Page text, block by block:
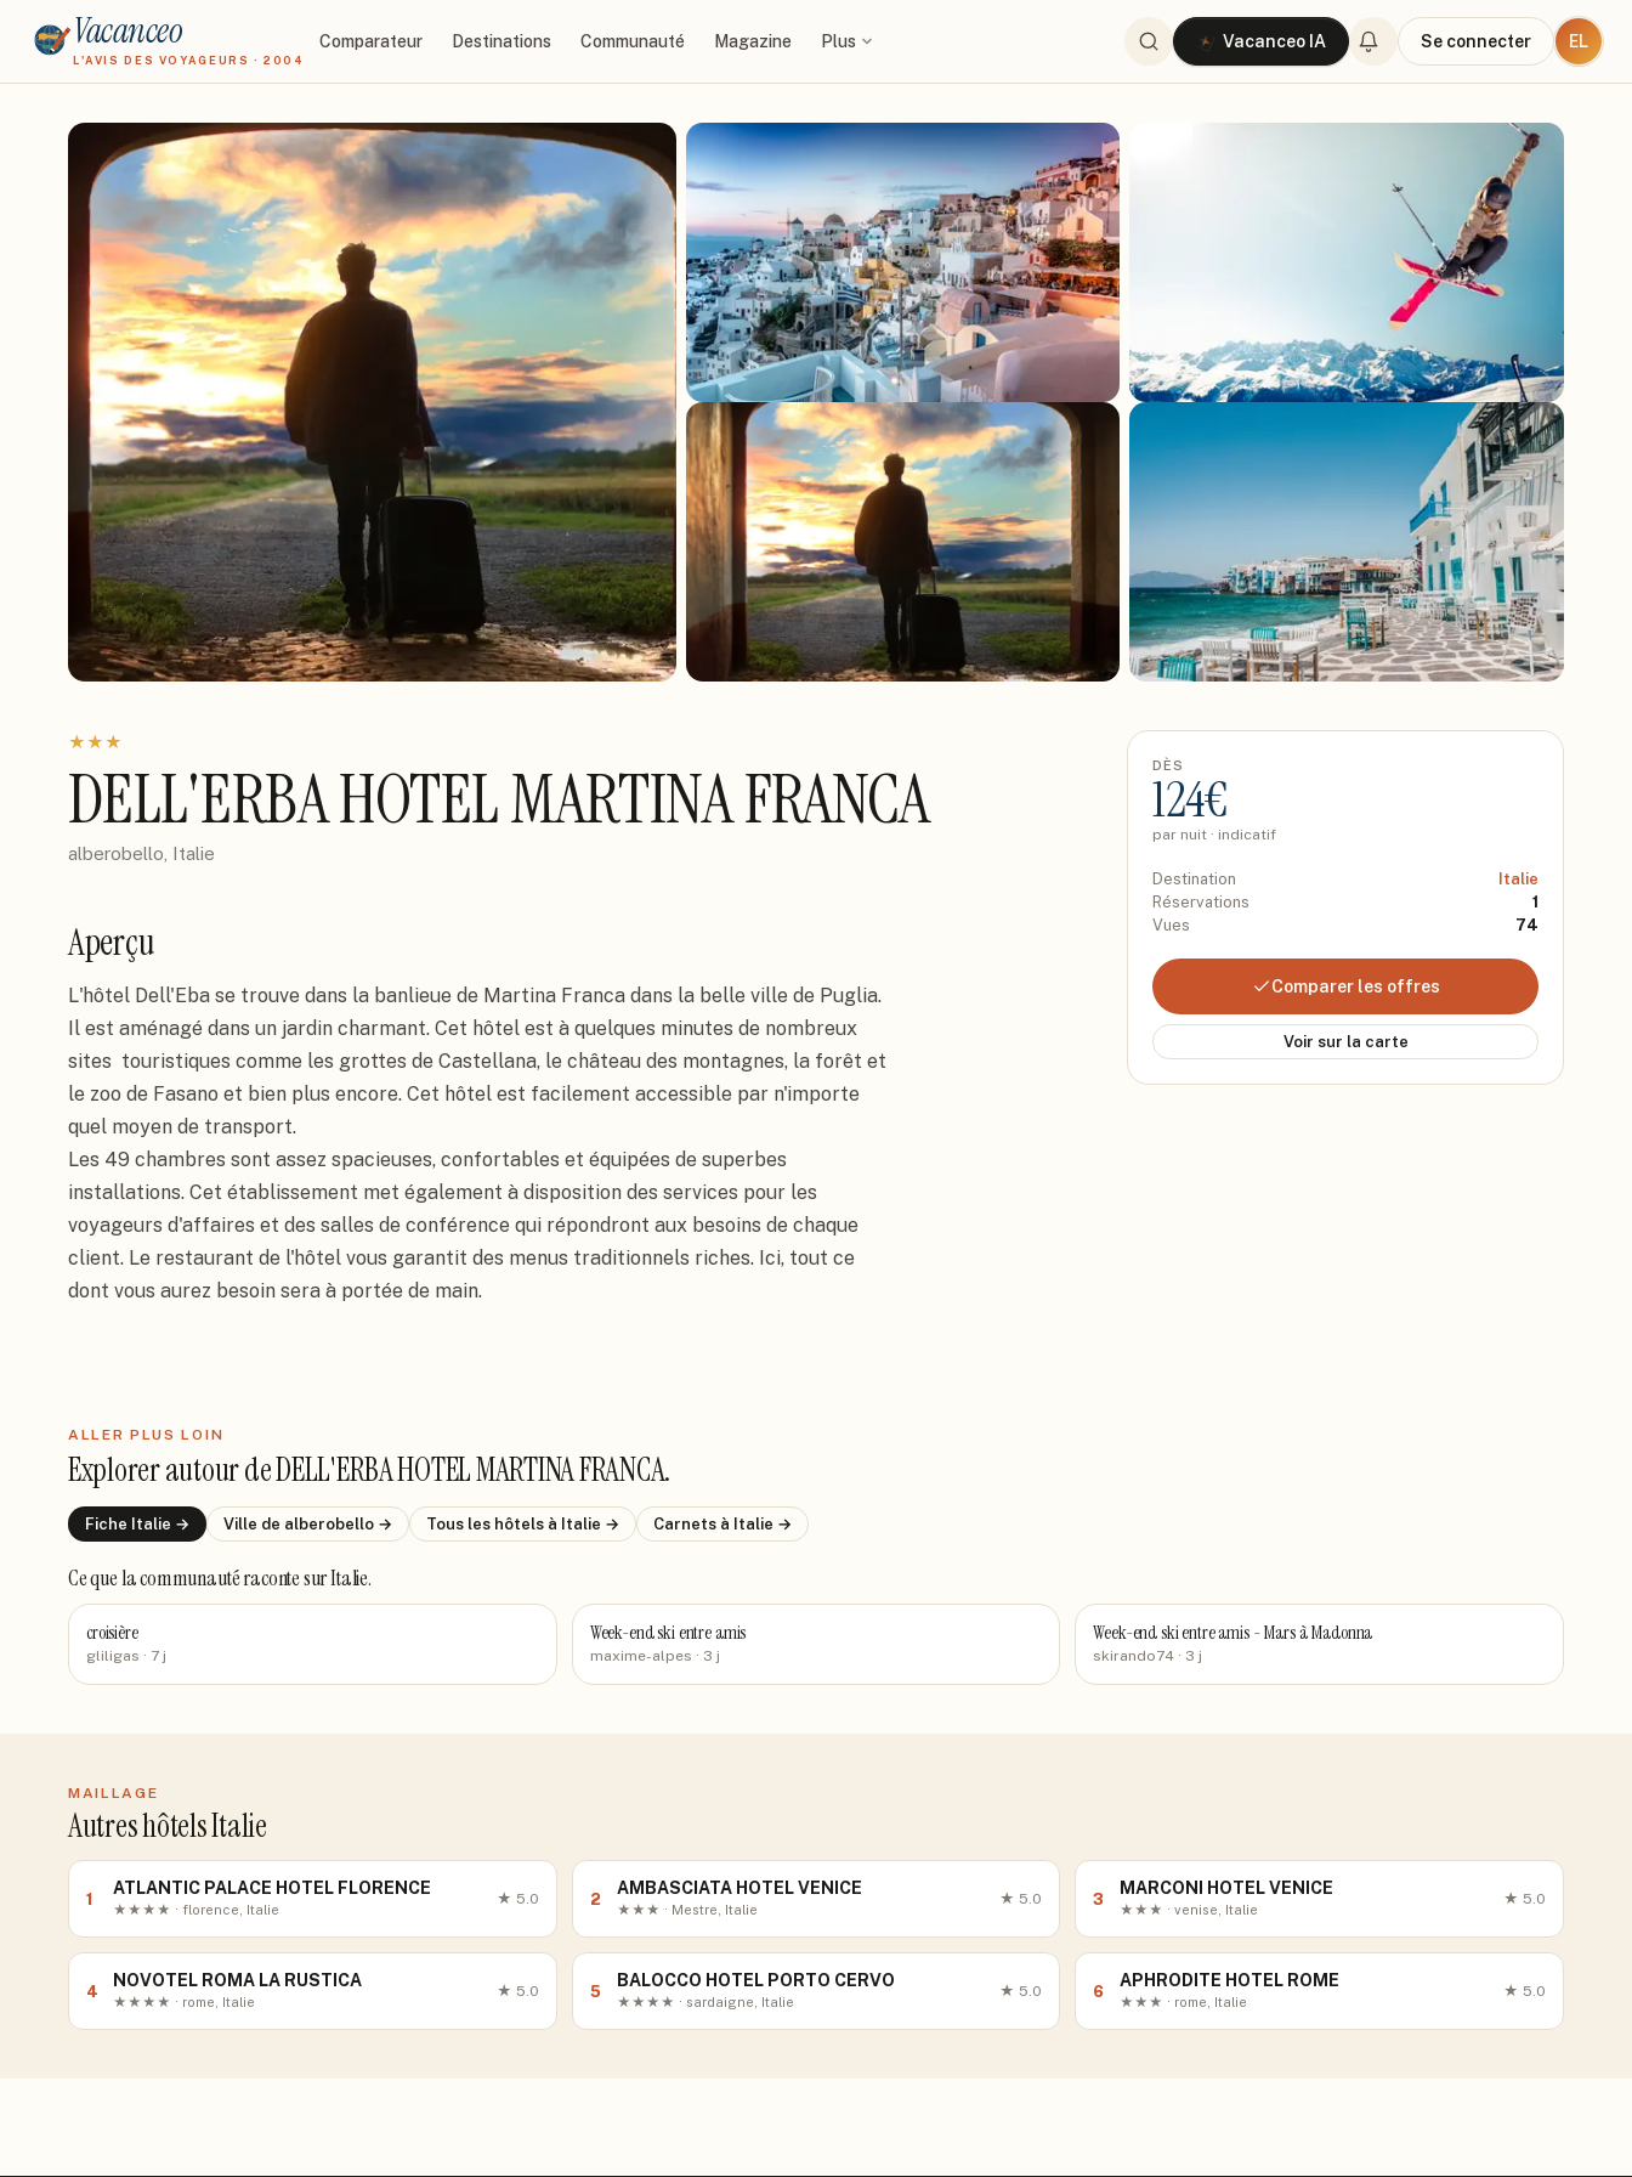
Vacanceo
L'AVIS DES VOYAGEURS · 2004
Comparateur Destinations Communauté Magazine Plus Vacanceo IA Se connecter EL
★★★
DELL'ERBA HOTEL MARTINA FRANCA
alberobello, Italie
Aperçu
L'hôtel Dell'Eba se trouve dans la banlieue de Martina Franca dans la belle ville de Puglia.
Il est aménagé dans un jardin charmant. Cet hôtel est à quelques minutes de nombreux
sites  touristiques comme les grottes de Castellana, le château des montagnes, la forêt et
le zoo de Fasano et bien plus encore. Cet hôtel est facilement accessible par n'importe
quel moyen de transport.
Les 49 chambres sont assez spacieuses, confortables et équipées de superbes
installations. Cet établissement met également à disposition des services pour les
voyageurs d'affaires et des salles de conférence qui répondront aux besoins de chaque
client. Le restaurant de l'hôtel vous garantit des menus traditionnels riches. Ici, tout ce
dont vous aurez besoin sera à portée de main.
DÈS
124€
par nuit · indicatif
Destination
Italie
Réservations
1
Vues
74
Comparer les offres
Voir sur la carte
ALLER PLUS LOIN
Explorer autour deDELL'ERBA HOTEL MARTINA FRANCA.
Fiche Italie → Ville de alberobello → Tous les hôtels à Italie → Carnets à Italie →
Ce que la communauté racontesur Italie.
croisière
gliligas · 7 j
Week-end ski entre amis
maxime-alpes · 3 j
Week-end ski entre amis - Mars à Madonna
skirando74 · 3 j
MAILLAGE
Autres hôtels Italie
1
ATLANTIC PALACE HOTEL FLORENCE
★★★★ · florence, Italie
★ 5.0 2
AMBASCIATA HOTEL VENICE
★★★ · Mestre, Italie
★ 5.0 3
MARCONI HOTEL VENICE
★★★ · venise, Italie
★ 5.0
4
NOVOTEL ROMA LA RUSTICA
★★★★ · rome, Italie
★ 5.0 5
BALOCCO HOTEL PORTO CERVO
★★★★ · sardaigne, Italie
★ 5.0 6
APHRODITE HOTEL ROME
★★★ · rome, Italie
★ 5.0